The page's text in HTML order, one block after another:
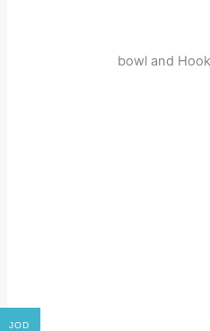
bowl and
JOD